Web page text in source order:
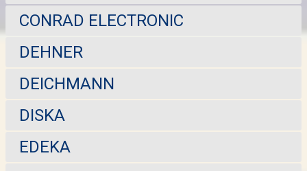
CONRAD ELECTRONIC
DEHNER
DEICHMANN
DISKA
EDEKA